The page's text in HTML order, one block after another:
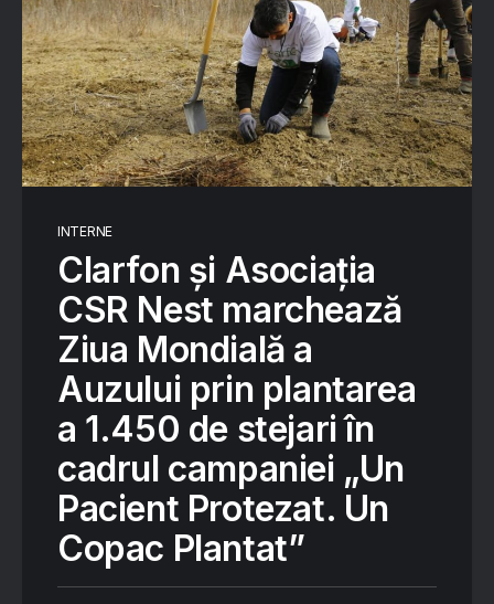
INTERNE
Clarfon și Asociația
CSR Nest marchează
Ziua Mondială a
Auzului prin plantarea
a 1.450 de stejari în
cadrul campaniei „Un
Pacient Protezat. Un
Copac Plantat”